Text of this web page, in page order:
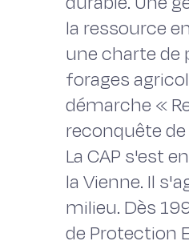
la ressource
une charte de
forages
démarche «
reconquête
La CAP s'est
la Vienne. Il
milieu. Dès
de Protection